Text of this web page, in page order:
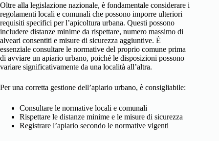
Oltre alla legislazione nazionale, è fondamentale considerare i
regolamenti locali e comunali che possono imporre ulteriori
requisiti specifici per l’apicoltura urbana. Questi possono
includere distanze minime da rispettare, numero massimo di
alveari consentiti e misure di sicurezza aggiuntive. È
essenziale consultare le normative del proprio comune prima
di avviare un apiario urbano, poiché le disposizioni possono
variare significativamente da una località all’altra.
Per una corretta gestione dell’apiario urbano, è consigliabile:
Consultare le normative locali e comunali
Rispettare le distanze minime e le misure di sicurezza
Registrare l’apiario secondo le normative vigenti